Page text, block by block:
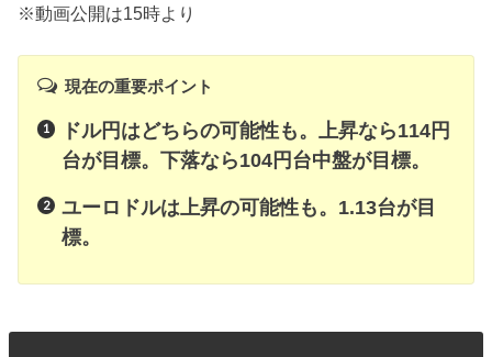
※動画公開は15時より
現在の重要ポイント
ドル円はどちらの可能性も。上昇なら114円
台が目標。下落なら104円台中盤が目標。
ユーロドルは上昇の可能性も。1.13台が目
標。